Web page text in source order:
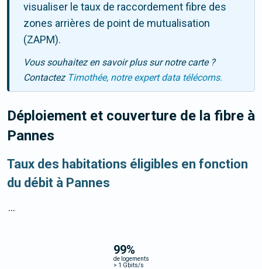
visualiser le taux de raccordement fibre des
zones arrières de point de mutualisation
(ZAPM).
Vous souhaitez en savoir plus sur notre carte ?
Contactez Timothée, notre expert data télécoms.
Déploiement et couverture de la fibre à
Pannes
Taux des habitations éligibles en fonction
du débit à Pannes
99%
de logements
> 1 Gbits/s
...